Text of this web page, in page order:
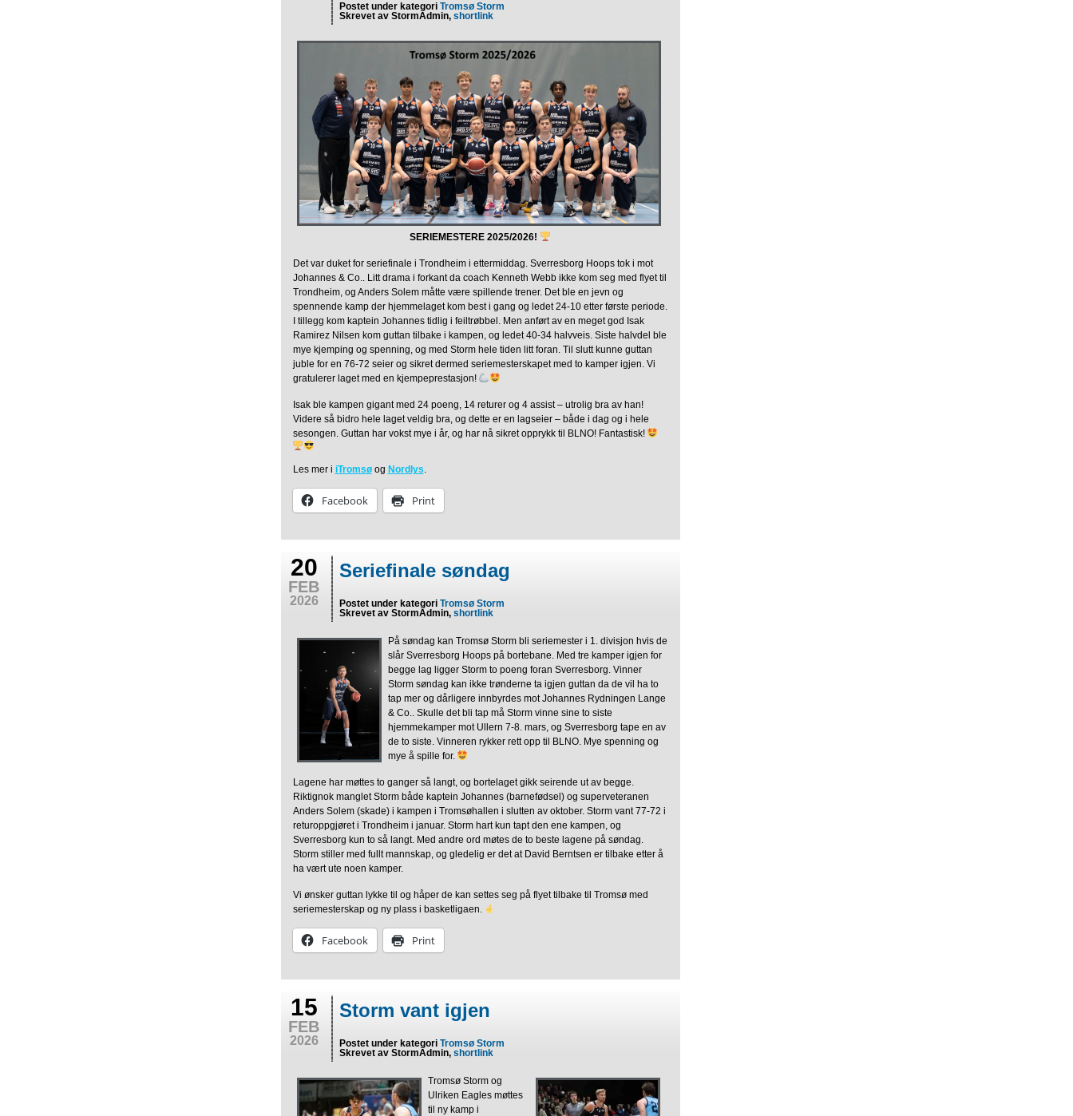
Postet under kategori Tromsø Storm
Skrevet av StormAdmin, shortlink
SERIEMESTERE 2025/2026!
Det var duket for seriefinale i Trondheim i ettermiddag. Sverresborg Hoops tok i mot
Johannes & Co.. Litt drama i forkant da coach Kenneth Webb ikke kom seg med flyet til
Trondheim, og Anders Solem måtte være spillende trener. Det ble en jevn og
spennende kamp der hjemmelaget kom best i gang og ledet 24-10 etter første periode.
I tillegg kom kaptein Johannes tidlig i feiltrøbbel. Men anført av en meget god Isak
Ramirez Nilsen kom guttan tilbake i kampen, og ledet 40-34 halvveis. Siste halvdel ble
mye kjemping og spenning, og med Storm hele tiden litt foran. Til slutt kunne guttan
juble for en 76-72 seier og sikret dermed seriemesterskapet med to kamper igjen. Vi
gratulerer laget med en kjempeprestasjon!
Isak ble kampen gigant med 24 poeng, 14 returer og 4 assist – utrolig bra av han!
Videre så bidro hele laget veldig bra, og dette er en lagseier – både i dag og i hele
sesongen. Guttan har vokst mye i år, og har nå sikret opprykk til BLNO! Fantastisk!
Les mer i iTromsøog Nordlys.
Facebook Print
20
FEB
2026
Seriefinale søndag
Postet under kategori Tromsø Storm
Skrevet av StormAdmin, shortlink
På søndag kan Tromsø Storm bli seriemester i 1. divisjon hvis de
slår Sverresborg Hoops på bortebane. Med tre kamper igjen for
begge lag ligger Storm to poeng foran Sverresborg. Vinner
Storm søndag kan ikke trønderne ta igjen guttan da de vil ha to
tap mer og dårligere innbyrdes mot Johannes Rydningen Lange
& Co.. Skulle det bli tap må Storm vinne sine to siste
hjemmekamper mot Ullern 7-8. mars, og Sverresborg tape en av
de to siste. Vinneren rykker rett opp til BLNO. Mye spenning og
mye å spille for.
Lagene har møttes to ganger så langt, og bortelaget gikk seirende ut av begge.
Riktignok manglet Storm både kaptein Johannes (barnefødsel) og superveteranen
Anders Solem (skade) i kampen i Tromsøhallen i slutten av oktober. Storm vant 77-72 i
returoppgjøret i Trondheim i januar. Storm hart kun tapt den ene kampen, og
Sverresborg kun to så langt. Med andre ord møtes de to beste lagene på søndag.
Storm stiller med fullt mannskap, og gledelig er det at David Berntsen er tilbake etter å
ha vært ute noen kamper.
Vi ønsker guttan lykke til og håper de kan settes seg på flyet tilbake til Tromsø med
seriemesterskap og ny plass i basketligaen.
Facebook Print
15
FEB
2026
Storm vant igjen
Postet under kategori Tromsø Storm
Skrevet av StormAdmin, shortlink
Tromsø Storm og
Ulriken Eagles møttes
til ny kamp i